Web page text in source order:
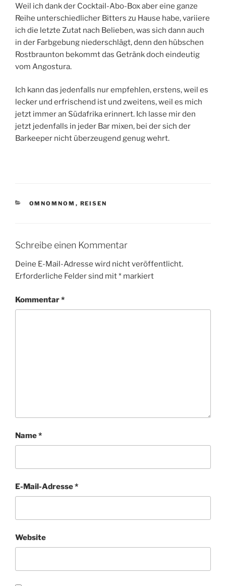
Weil ich dank der Cocktail-Abo-Box aber eine ganze
Reihe unterschiedlicher Bitters zu Hause habe, variiere
ich die letzte Zutat nach Belieben, was sich dann auch
in der Farbgebung niederschlägt, denn den hübschen
Rostbraunton bekommt das Getränk doch eindeutig
vom Angostura.
Ich kann das jedenfalls nur empfehlen, erstens, weil es
lecker und erfrischend ist und zweitens, weil es mich
jetzt immer an Südafrika erinnert. Ich lasse mir den
jetzt jedenfalls in jeder Bar mixen, bei der sich der
Barkeeper nicht überzeugend genug wehrt.
KATEGORIEN
OMNOMNOM , REISEN
Schreibe einen Kommentar
Deine E-Mail-Adresse wird nicht veröffentlicht.
Erforderliche Felder sind mit* markiert
Kommentar*
Name*
E-Mail-Adresse*
Website